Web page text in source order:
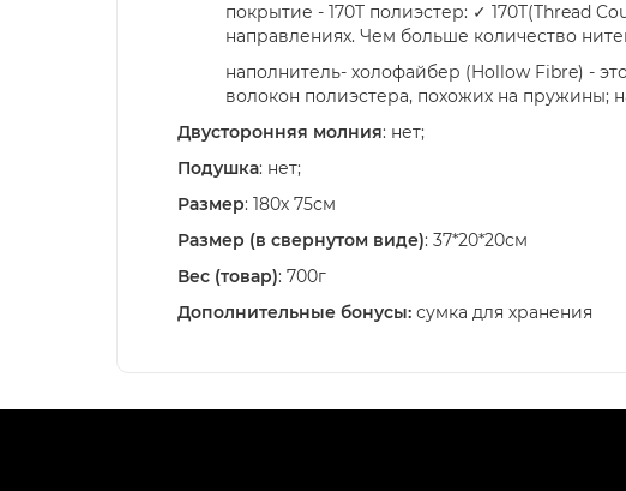
покрытие - 170T полиэстер: ✓ 170T(Thread
направлениях. Чем больше количество
наполнитель- холофайбер (Hollow Fibre) -
волокон полиэстера, похожих на пружины;
Двусторонняя молния: нет;
Подушка: нет;
Размер: 180х 75см
Размер (в свернутом виде): 37*20*20см
Вес (товар): 700г
Дополнительные бонусы: сумка для хранения